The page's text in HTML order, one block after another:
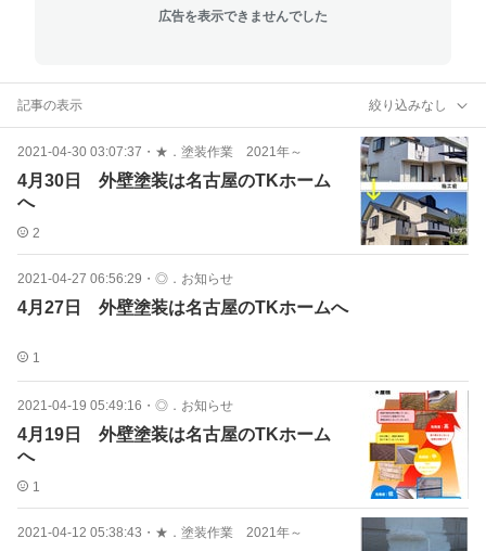
広告を表示できませんでした
記事の表示 絞り込みなし
2021-04-30 03:07:37 ・ ★．塗装作業 2021年～
4月30日 外壁塗装は名古屋のTKホーム
へ
2
2021-04-27 06:56:29 ・ ◎．お知らせ
4月27日 外壁塗装は名古屋のTKホームへ
1
2021-04-19 05:49:16 ・ ◎．お知らせ
4月19日 外壁塗装は名古屋のTKホーム
へ
1
2021-04-12 05:38:43 ・ ★．塗装作業 2021年～